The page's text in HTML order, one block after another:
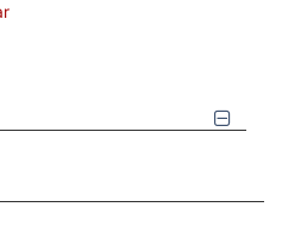
ODER ZULETZT ANGESEHENE